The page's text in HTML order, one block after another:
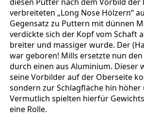
verbreiteten „Long Nose Hölzern“
Gegensatz zu Puttern mit dünnen
verdickte sich der Kopf vom Schaft
breiter und massiger wurde. Der
war geboren! Mills ersetzte nun
durch einen aus Aluminium. Dieser
seine Vorbilder auf der Oberseite
sondern zur Schlagfläche hin höher
Vermutlich spielten hierfür
eine Rolle.